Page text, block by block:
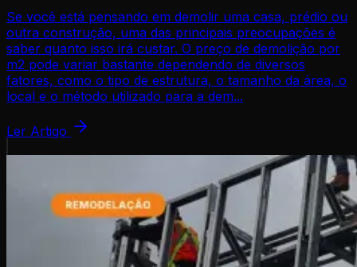
Se você está pensando em demolir uma casa, prédio ou
outra construção, uma das principais preocupações é
saber quanto isso irá custar. O preço de demolição por
m2 pode variar bastante dependendo de diversos
fatores, como o tipo de estrutura, o tamanho da área, o
local e o método utilizado para a dem...
Ler Artigo